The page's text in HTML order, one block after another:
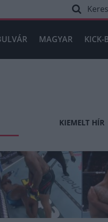
MAGYAR KICK-
KIEMELT HÍR